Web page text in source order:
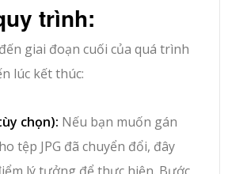
trình:
giai đoạn cuối của quá trình
lúc kết thúc:
chọn): Nếu bạn muốn gán
tệp JPG đã chuyển đổi, đây